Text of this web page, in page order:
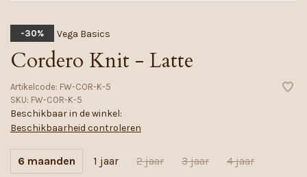
-30% Vega Basics
Cordero Knit - Latte
Artikelcode: FW-COR-K-5
SKU: FW-COR-K-5
Beschikbaar in de winkel:
Beschikbaarheid controleren
6 maanden 1 jaar 2 jaar 3 jaar
4 jaar